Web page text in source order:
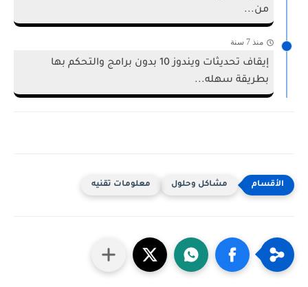
من...
منذ 7 سنة
إيقاف تحديثات ويندوز 10 بدون برامج والتحكم بها
بطريقة سهله...
مشاكل وحلول معلومات تقنيه